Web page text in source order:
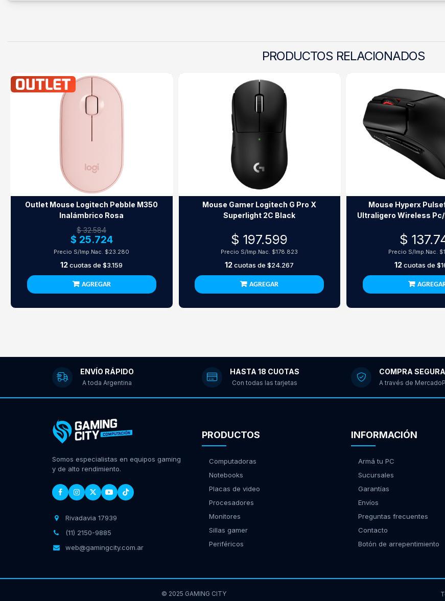
PRODUCTOS RELACIONADOS
Outlet Mouse Logitech Pebble M350
Inalámbrico Rosa
$ 32.584
$ 25.724
Precio S/Imp.Nac. $23.280
12cuotas de$3.159
AGREGAR
Mouse Gamer Logitech G Pro X
Superlight 2C Black
$ 197.599
Precio S/Imp.Nac. $178.823
12cuotas de$24.267
AGREGAR
Mouse Hyperx
Ultraligero Wireless
$
Precio S/Imp.Nac.
12cuotas de
ENVÍO RÁPIDO
A toda Argentina
HASTA 18 CUOTAS
Con todas las tarjetas
COMPRA SEGURA
A través de
Somos especialistas en equipos gaming
y de alto rendimiento.
Rivadavia 17939
(11) 2150-9885
web@gamingcity.com.ar
PRODUCTOS
Computadoras
Notebooks
Placas de video
Procesadores
Monitores
Sillas gamer
Periféricos
INFORMACIÓN
Armá tu PC
Sucursales
Garantías
Envíos
Preguntas frecuentes
Contacto
Botón de arrepentimiento
© 2025 GAMING CITY